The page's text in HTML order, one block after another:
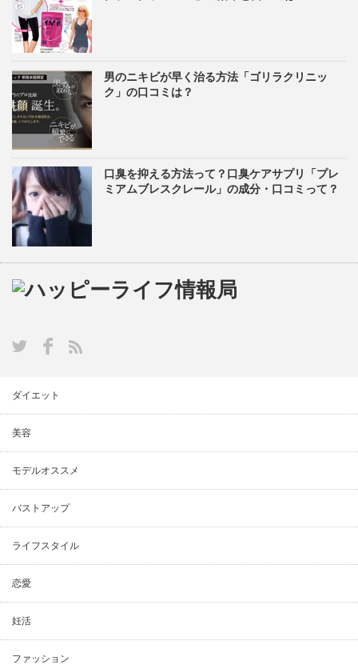
男のニキビが早く治る方法「ゴリラクリニッ
ク」の口コミは？
口臭を抑える方法って？口臭ケアサプリ「プレ
ミアムブレスクレール」の成分・口コミって？
ダイエット
美容
モデルオススメ
バストアップ
ライフスタイル
恋愛
妊活
ファッション